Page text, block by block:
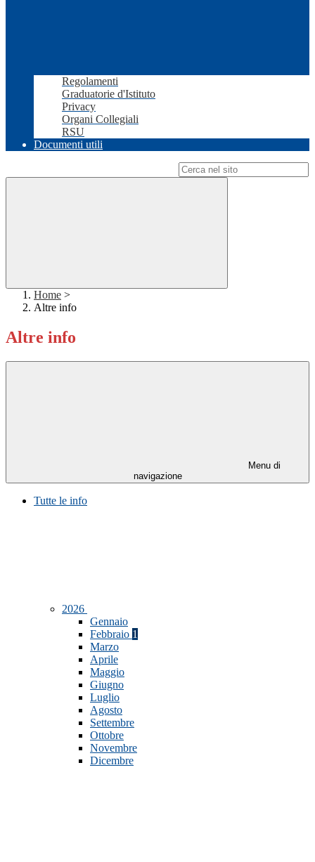
Regolamenti
Graduatorie d'Istituto
Privacy
Organi Collegiali
RSU
Documenti utili
Home >
Altre info
Altre info
Menu di
navigazione
Tutte le info
2026
Gennaio
Febbraio 1
Marzo
Aprile
Maggio
Giugno
Luglio
Agosto
Settembre
Ottobre
Novembre
Dicembre